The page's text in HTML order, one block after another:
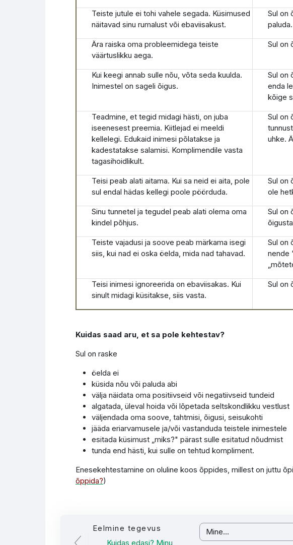
Teiste jutule ei tohi vahele segada. Küsimused
näitavad sinu rumalust või ebaviisakust.
Sul on
paluda.
Ära raiska oma probleemidega teiste
väärtuslikku aega.
Sul on
Kui keegi annab sulle nõu, võta seda kuulda.
Inimestel on sageli õigus.
Sul on
enda
kõige
Teadmine, et tegid midagi hästi, on juba
iseenesest preemia. Kiitlejad ei meeldi
kellelegi. Edukaid inimesi põlatakse ja
kadestatakse salamisi. Komplimendile vasta
tagasihoidlikult.
Sul on
uhke.
Teisi peab alati aitama. Kui sa neid ei aita, pole
sul endal hädas kellegi poole pöörduda.
Sul on
ole
Sinu tunnetel ja tegudel peab alati olema oma
kindel põhjus.
Sul on
Teiste vajadusi ja soove peab märkama isegi
siis, kui nad ei oska öelda, mida nad tahavad.
Sul on
nende
Teisi inimesi ignoreerida on ebaviisakas. Kui
sinult midagi küsitakse, siis vasta.
Sul on
Kuidas saad aru, et sa pole kehtestav?
Sul on raske
öelda ei
küsida nõu või paluda abi
välja näidata oma positiivseid või negatiivseid tundeid
algatada, üleval hoida või lõpetada seltskondlikku vestlust
väljendada oma soove, tahtmisi, õigusi, seisukohti
jääda eriarvamusele ja/või vastanduda teistele inimestele
esitada küsimust „miks?" pärast sulle esitatud nõudmist
tunda end hästi, kui sulle on tehtud kompliment.
Enesekehtestamine on oluline koos õppides, millest on juttu
õppida?)
Eelmine tegevus
Kuidas edasi? Minu
Mine...